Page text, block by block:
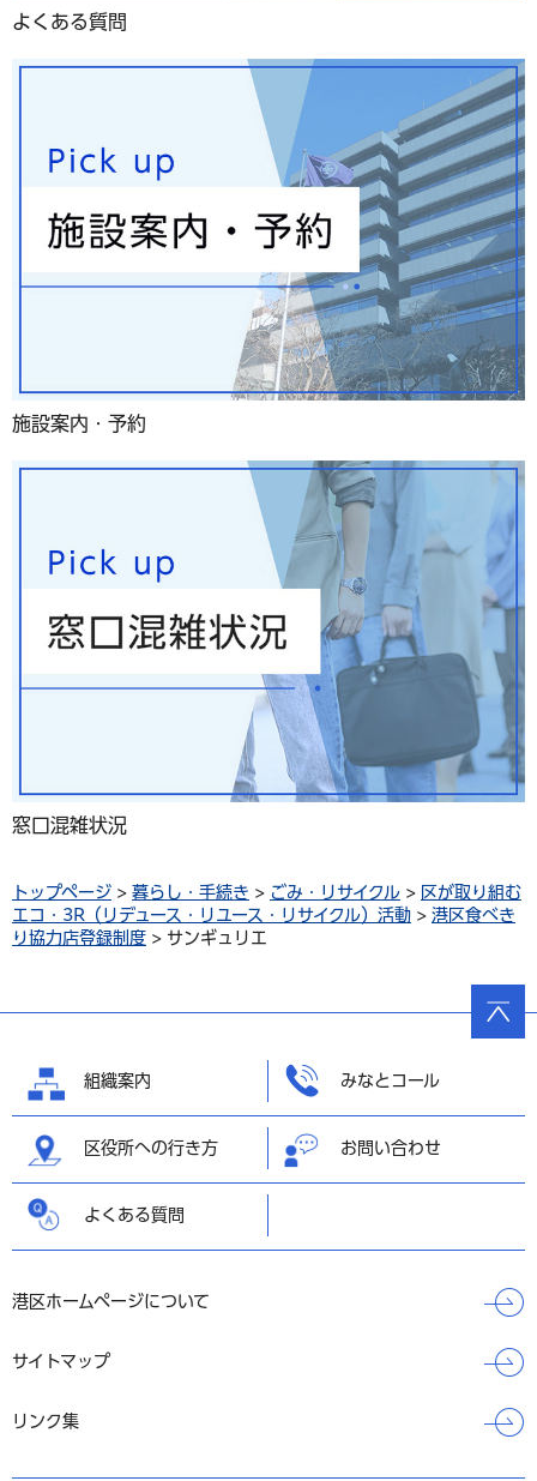
よくある質問
施設案内・予約
窓口混雑状況
トップページ > 暮らし・手続き > ごみ・リサイクル > 区が取り組む
エコ・3R（リデュース・リユース・リサイクル）活動 > 港区食べき
り協力店登録制度 > サンギュリエ
組織案内 みなとコール
区役所への行き方 お問い合わせ
よくある質問
港区ホームページについて
サイトマップ
リンク集
ページ
の先頭